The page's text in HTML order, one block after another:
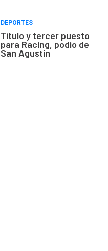
DEPORTES
Título y tercer puesto
para Racing, podio de
San Agustín